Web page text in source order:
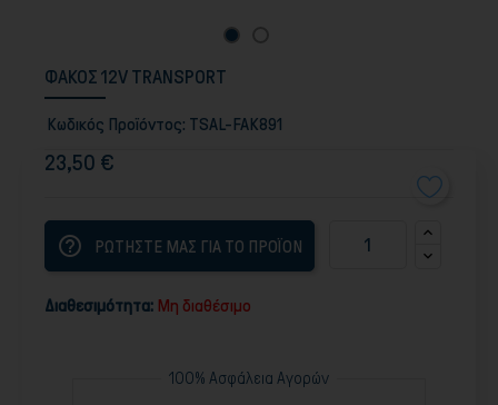
ΦΑΚΟΣ 12V TRANSPORT
Κωδικός Προϊόντος: TSAL-FAK891
23,50 €
help_outline ΡΩΤΗΣΤΕ ΜΑΣ ΓΙΑ ΤΟ ΠΡΟΪΟΝ
Διαθεσιμότητα: Μη διαθέσιμο
100% Ασφάλεια Αγορών